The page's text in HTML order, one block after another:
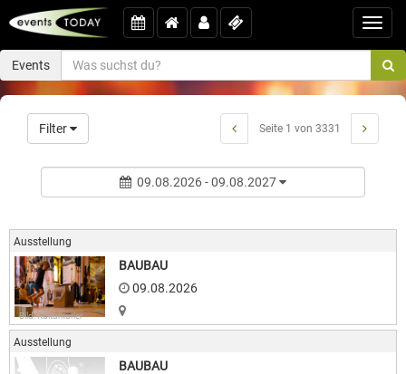
Events
Filter Seite 1 von 3331
09.08.2026 - 09.08.2027
Ausstellung
Bild: Kulturkurier
BAUBAU
09.08.2026
Ausstellung
BAUBAU